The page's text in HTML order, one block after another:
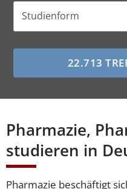
Studienform
Pharmazie,
studieren in
Pharmazie beschäftigt